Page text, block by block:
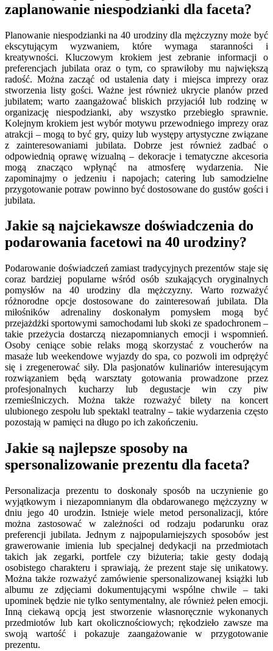
zaplanowanie niespodzianki dla faceta?
Planowanie niespodzianki na 40 urodziny dla mężczyzny może być
ekscytującym wyzwaniem, które wymaga staranności i
kreatywności. Kluczowym krokiem jest zebranie informacji o
preferencjach jubilata oraz o tym, co sprawiłoby mu największą
radość. Można zacząć od ustalenia daty i miejsca imprezy oraz
stworzenia listy gości. Ważne jest również ukrycie planów przed
jubilatem; warto zaangażować bliskich przyjaciół lub rodzinę w
organizację niespodzianki, aby wszystko przebiegło sprawnie.
Kolejnym krokiem jest wybór motywu przewodniego imprezy oraz
atrakcji – mogą to być gry, quizy lub występy artystyczne związane
z zainteresowaniami jubilata. Dobrze jest również zadbać o
odpowiednią oprawę wizualną – dekoracje i tematyczne akcesoria
mogą znacząco wpłynąć na atmosferę wydarzenia. Nie
zapominajmy o jedzeniu i napojach; catering lub samodzielne
przygotowanie potraw powinno być dostosowane do gustów gości i
jubilata.
Jakie są najciekawsze doświadczenia do
podarowania facetowi na 40 urodziny?
Podarowanie doświadczeń zamiast tradycyjnych prezentów staje się
coraz bardziej popularne wśród osób szukających oryginalnych
pomysłów na 40 urodziny dla mężczyzny. Warto rozważyć
różnorodne opcje dostosowane do zainteresowań jubilata. Dla
miłośników adrenaliny doskonałym pomysłem mogą być
przejażdżki sportowymi samochodami lub skoki ze spadochronem –
takie przeżycia dostarczą niezapomnianych emocji i wspomnień.
Osoby ceniące sobie relaks mogą skorzystać z voucherów na
masaże lub weekendowe wyjazdy do spa, co pozwoli im odprężyć
się i zregenerować siły. Dla pasjonatów kulinariów interesującym
rozwiązaniem będą warsztaty gotowania prowadzone przez
profesjonalnych kucharzy lub degustacje win czy piw
rzemieślniczych. Można także rozważyć bilety na koncert
ulubionego zespołu lub spektakl teatralny – takie wydarzenia często
pozostają w pamięci na długo po ich zakończeniu.
Jakie są najlepsze sposoby na
spersonalizowanie prezentu dla faceta?
Personalizacja prezentu to doskonały sposób na uczynienie go
wyjątkowym i niezapomnianym dla obdarowanego mężczyzny w
dniu jego 40 urodzin. Istnieje wiele metod personalizacji, które
można zastosować w zależności od rodzaju podarunku oraz
preferencji jubilata. Jednym z najpopularniejszych sposobów jest
grawerowanie imienia lub specjalnej dedykacji na przedmiotach
takich jak zegarki, portfele czy biżuteria; takie gesty dodają
osobistego charakteru i sprawiają, że prezent staje się unikatowy.
Można także rozważyć zamówienie spersonalizowanej książki lub
albumu ze zdjęciami dokumentującymi wspólne chwile – taki
upominek będzie nie tylko sentymentalny, ale również pełen emocji.
Inną ciekawą opcją jest stworzenie własnoręcznie wykonanych
przedmiotów lub kart okolicznościowych; rękodzieło zawsze ma
swoją wartość i pokazuje zaangażowanie w przygotowanie
prezentu.